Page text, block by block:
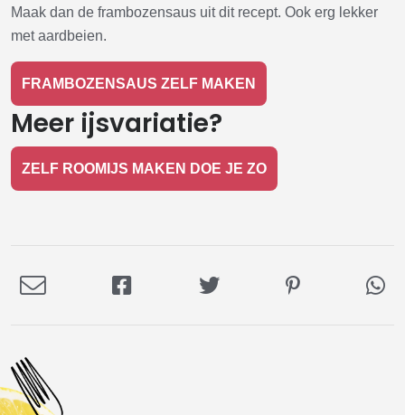
Maak dan de frambozensaus uit dit recept. Ook erg lekker
met aardbeien.
FRAMBOZENSAUS ZELF MAKEN
Meer ijsvariatie?
ZELF ROOMIJS MAKEN DOE JE ZO
Deel
Deel